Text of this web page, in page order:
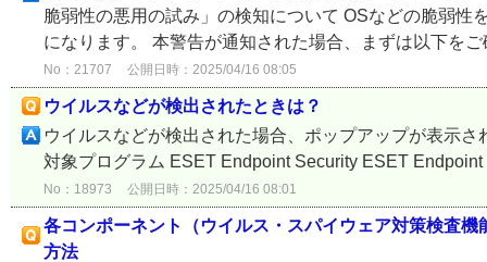
脆弱性の悪用の試み」の検知について OSなどの脆弱
になります。 本警告が通知された場合、まずは以下を
No：21707 公開日時：2025/04/16 08:05
ウイルスなどが検出されたときは？
ウイルスなどが検出された場合、ポップアップが表示
対象プログラム ESET Endpoint Security ESET
No：18973 公開日時：2025/04/16 08:01
各コンポーネント（ウイルス・スパイウェア対策検査
方法